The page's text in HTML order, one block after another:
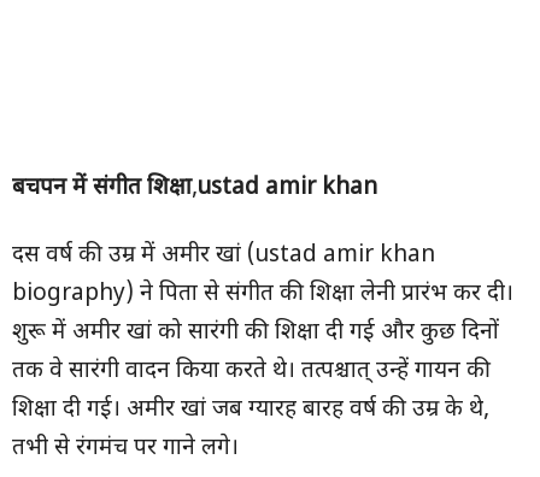
बचपन में संगीत शिक्षा,ustad amir khan
दस वर्ष की उम्र में अमीर खां (ustad amir khan
biography) ने पिता से संगीत की शिक्षा लेनी प्रारंभ कर दी।
शुरू में अमीर खां को सारंगी की शिक्षा दी गई और कुछ दिनों
तक वे सारंगी वादन किया करते थे। तत्पश्चात् उन्हें गायन की
शिक्षा दी गई। अमीर खां जब ग्यारह बारह वर्ष की उम्र के थे,
तभी से रंगमंच पर गाने लगे।